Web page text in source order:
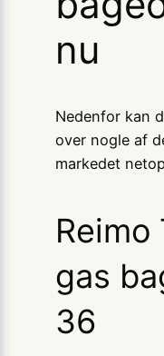
nu
Nedenfor kan
over nogle af
markedet
gas
36